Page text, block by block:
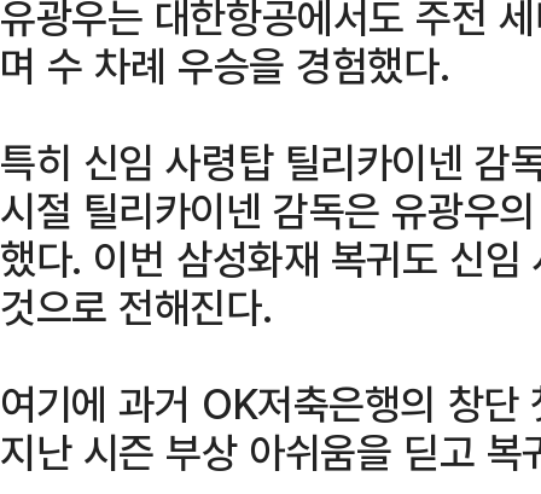
유광우는 대한항공에서도 주전
며 수 차례 우승을 경험했다.
특히 신임 사령탑 틸리카이넨 감
시절 틸리카이넨 감독은 유광우
했다. 이번 삼성화재 복귀도 신
것으로 전해진다.
여기에 과거 OK저축은행의 창
지난 시즌 부상 아쉬움을 딛고 복